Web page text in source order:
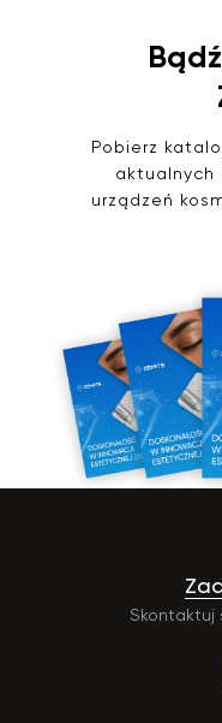
Pobierz
aktualnych
urządzeń
Skontaktuj